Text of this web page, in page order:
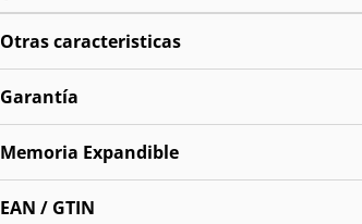
Otras caracteristicas
Garantía
Memoria Expandible
EAN / GTIN